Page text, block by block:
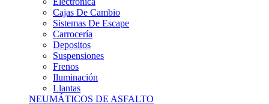
NEUMÁTICOS DE TIERRA
Tierra 13 O Menos
Tierra 14p
Tierra >= 15p
Offroad Y 4x4
OTROS NEUMÁTICOS
Otros Tipos De Neumáticos
HABITACULO
Asiento Baquet